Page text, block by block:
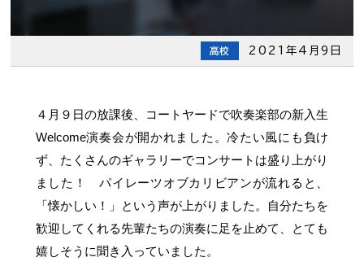
高校 2021年4月9日
４月９日の放課後、コートヤードで吹奏楽部の新入生
Welcome演奏会が開かれました。冷たい風にも負け
ず、たくさんのギャラリーでコンサートは盛り上がり
ました！ パイレーツオブカリビアンが流れると、
「懐かしい！」という声が上がりました。自分たちを
歓迎してくれる先輩たちの演奏に足を止めて、とても
嬉しそうに聞き入っていました。